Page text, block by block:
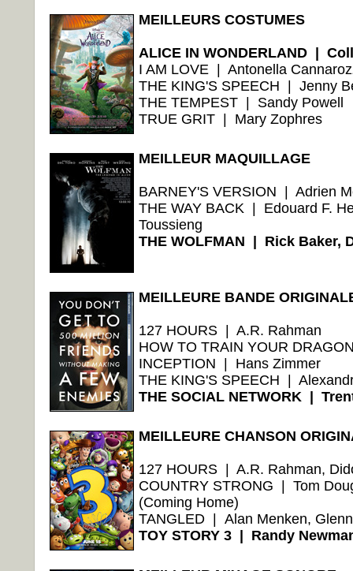
MEILLEURS COSTUMES
ALICE IN WONDERLAND |
I AM LOVE | Antonella
THE KING'S SPEECH | Jenny
THE TEMPEST | Sandy Powell
TRUE GRIT | Mary Zophres
MEILLEUR MAQUILLAGE
BARNEY'S VERSION | Adrien
THE WAY BACK | Edouard F.
Toussieng
THE WOLFMAN | Rick Baker,
MEILLEURE BANDE
127 HOURS | A.R. Rahman
HOW TO TRAIN YOUR
INCEPTION | Hans Zimmer
THE KING'S SPEECH |
THE SOCIAL NETWORK |
MEILLEURE CHANSON
127 HOURS | A.R. Rahman,
COUNTRY STRONG | Tom
(Coming Home)
TANGLED | Alan Menken,
TOY STORY 3 | Randy